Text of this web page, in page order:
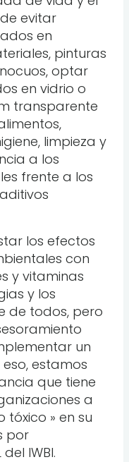
evitar
en
pinturas
optar
en vidrio o
transparente
limpieza y
a los
frente a los
los efectos
con
y vitaminas
y los
de todos, pero
un
estamos
que tiene
a
tóxico » en su
por
IWBI.